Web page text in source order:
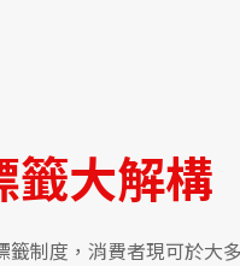
籤大解構
籤制度，消費者現可於大